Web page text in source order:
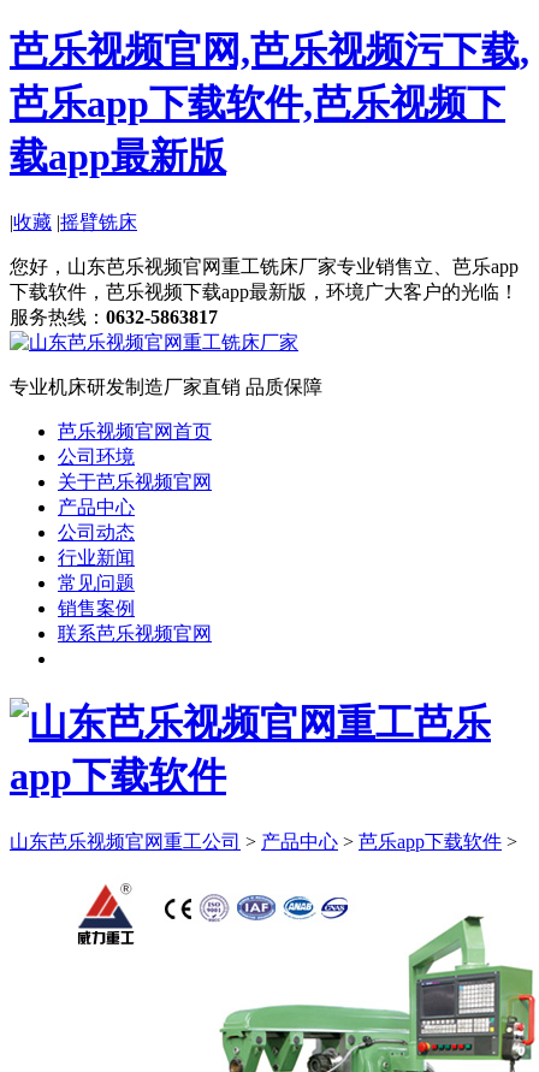
芭乐视频官网,芭乐视频污下载,
芭乐app下载软件,芭乐视频下
载app最新版
|收藏 |摇臂铣床
您好，山东芭乐视频官网重工铣床厂家专业销售立、芭乐app
下载软件，芭乐视频下载app最新版，环境广大客户的光临！
服务热线： 0632-5863817
专业机床研发制造厂家直销 品质保障
芭乐视频官网首页
公司环境
关于芭乐视频官网
产品中心
公司动态
行业新闻
常见问题
销售案例
联系芭乐视频官网
山东芭乐视频官网重工公司 > 产品中心 > 芭乐app下载软件 >